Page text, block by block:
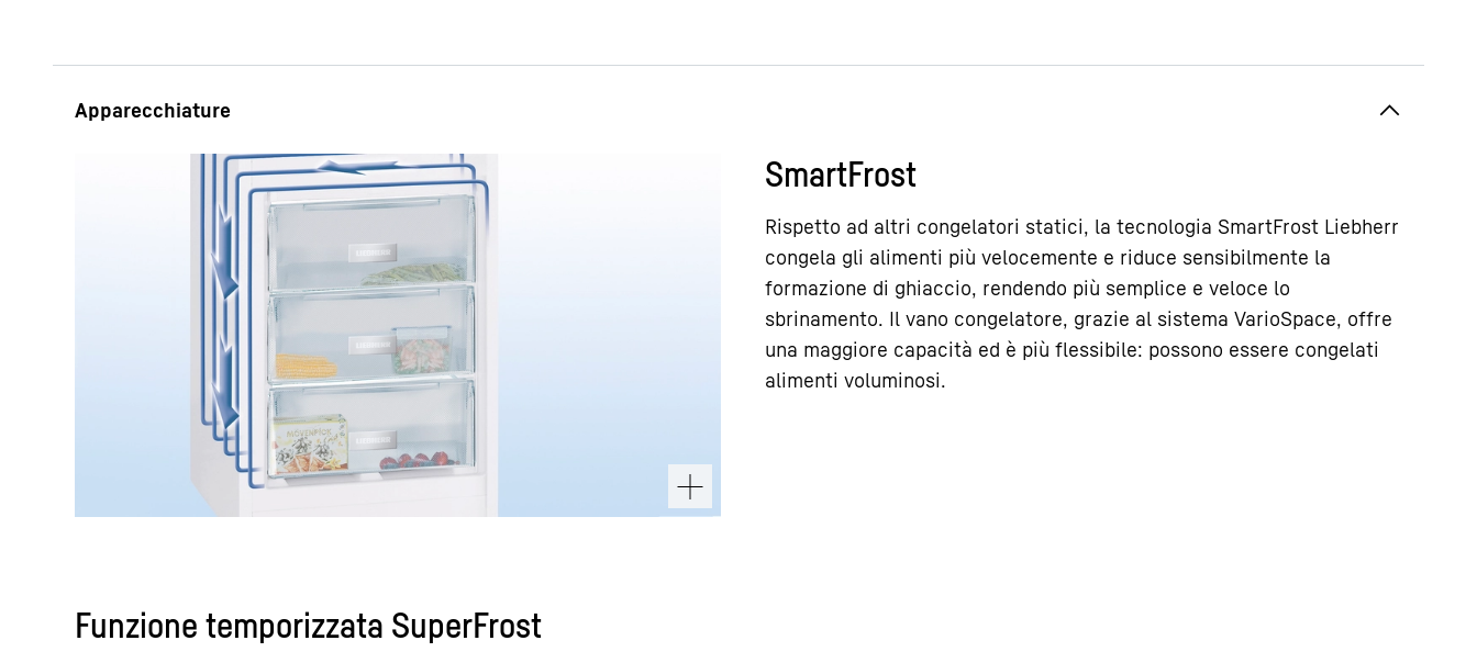
SmartFrost
Rispetto ad altri congelatori statici, la tecnologia SmartFrost Liebherr
congela gli alimenti più velocemente e riduce sensibilmente la
formazione di ghiaccio, rendendo più semplice e veloce lo
sbrinamento. Il vano congelatore, grazie al sistema VarioSpace, offre
una maggiore capacità ed è più flessibile: possono essere congelati
alimenti voluminosi.
Funzione temporizzata SuperFrost